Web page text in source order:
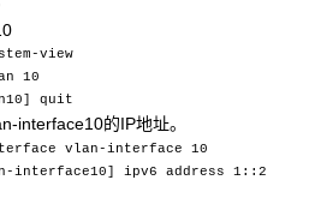
view
10
quit
interface10的IP地址。
vlan-interface 10
interface10] ipv6 address 1::2